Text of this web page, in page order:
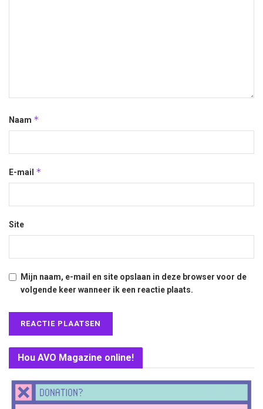
Naam *
E-mail *
Site
Mijn naam, e-mail en site opslaan in deze browser voor de
volgende keer wanneer ik een reactie plaats.
Hou AVO Magazine online!